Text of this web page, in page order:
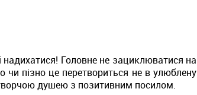
Головне не зациклюватися на
пізно це перетвориться не в улюблену
душею з позитивним посилом.